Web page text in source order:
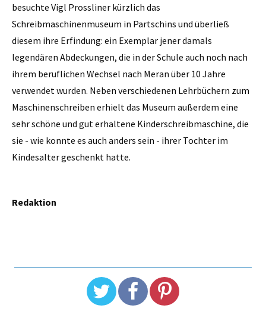
besuchte Vigl Prossliner kürzlich das
Schreibmaschinenmuseum in Partschins und überließ
diesem ihre Erfindung: ein Exemplar jener damals
legendären Abdeckungen, die in der Schule auch noch nach
ihrem beruflichen Wechsel nach Meran über 10 Jahre
verwendet wurden. Neben verschiedenen Lehrbüchern zum
Maschinenschreiben erhielt das Museum außerdem eine
sehr schöne und gut erhaltene Kinderschreibmaschine, die
sie - wie konnte es auch anders sein - ihrer Tochter im
Kindesalter geschenkt hatte.
Redaktion